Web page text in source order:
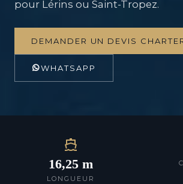
pour Lérins ou Saint-Tropez.
DEMANDER UN DEVIS
WHATSAPP
16,25 m
LONGUEUR